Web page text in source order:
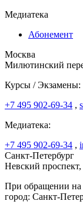
Медиатека
Абонемент
Москва
Милютинский
Курсы / Экзамены:
+7 495 902-69-34 ,
Медиатека:
+7 495 902-69-34 ,
Санкт-Петербург
Невский проспект,
При обращении на
город: Санкт-